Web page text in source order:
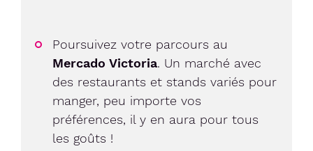
Poursuivez votre parcours au
Mercado Victoria. Un marché avec
des restaurants et stands variés pour
manger, peu importe vos
préférences, il y en aura pour tous
les goûts !